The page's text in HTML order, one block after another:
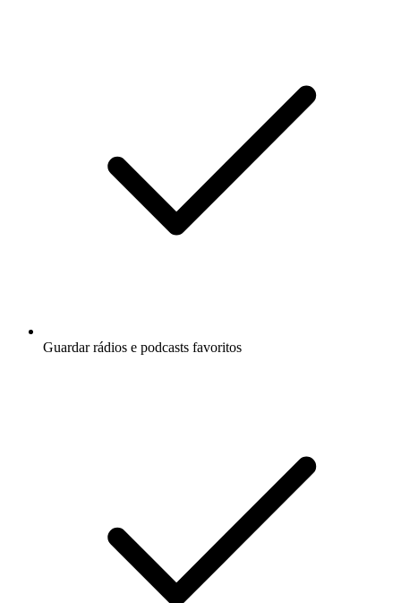
Guardar rádios e podcasts favoritos